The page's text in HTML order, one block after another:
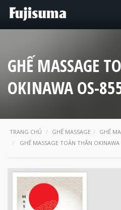
GHẾ MASSAGE
OKINAWA OS-
TRANG CHỦ GHẾ MASSAGE
GHẾ
GHẾ MASSAGE TOÀN THÂN